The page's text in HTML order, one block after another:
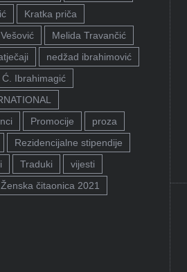
Kratka priča
Melida Travančić
nedžad ibrahimović
Ibrahimagić
Promocije
proza
Rezidencijalne stipendije
Traduki
vijesti
Ženska čitaonica 2021